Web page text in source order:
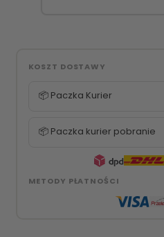
KOSZT DOSTAWY
📦 Paczka Kurier
📦 Paczka kurier pobranie
METODY PŁATNOŚCI